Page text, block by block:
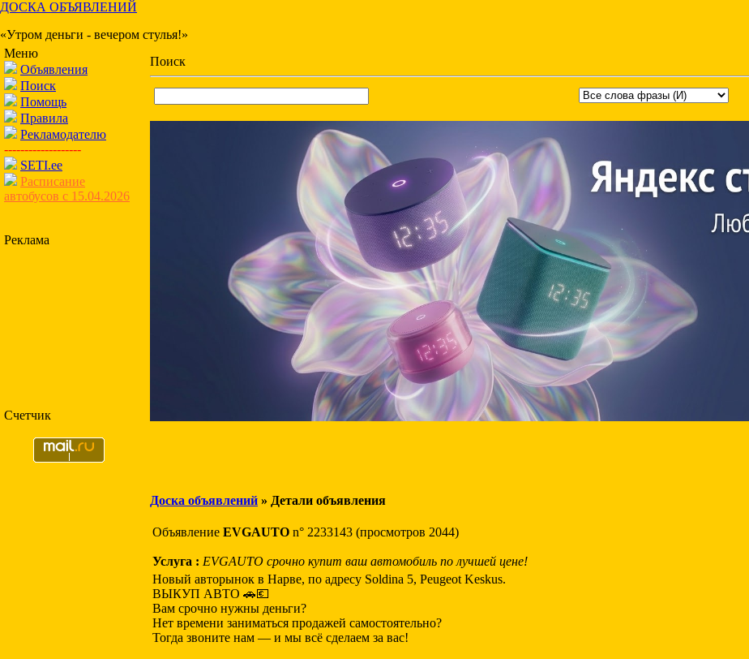
ДОСКА ОБЪЯВЛЕНИЙ
«Утром деньги - вечером стулья!»
Меню
Объявления
Поиск
Помощь
Правила
Рекламодателю
-------------------
SETI.ee
Расписание
автобусов с 15.04.2026
Реклама
Счетчик
Поиск
Доска объявлений » Детали объявления
Объявление EVGAUTO n° 2233143 (просмотров 2044)
Услуга : EVGAUTO срочно купит ваш автомобиль по лучшей цене!
Новый авторынок в Нарве, по адресу Soldina 5, Peugeot Keskus.
ВЫКУП АВТО 🚗💶
Вам срочно нужны деньги?
Нет времени заниматься продажей самостоятельно?
Тогда звоните нам — и мы всё сделаем за вас!